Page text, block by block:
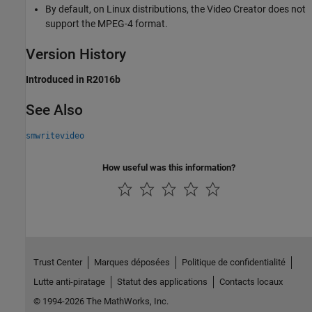
By default, on Linux distributions, theVideo Creatordoes not
support the MPEG-4 format.
Version History
Introduced in R2016b
See Also
smwritevideo
How useful was this information?
Trust Center Marques déposées
Politique de confidentialité
Lutte anti-piratage
Statut des applications
Contacts locaux
© 1994-2026 The MathWorks, Inc.